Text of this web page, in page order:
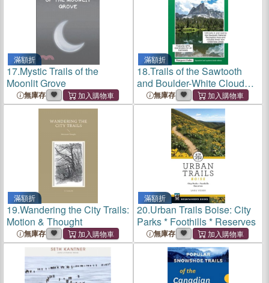
滿額折
17.Mystic Trails of the
Moonlit Grove
無庫存
滿額折
18.Trails of the Sawtooth
and Boulder-White Cloud
Mountains
無庫存
滿額折
19.Wandering the City Trails:
Motion & Thought
無庫存
滿額折
20.Urban Trails Boise: City
Parks * Foothills * Reserves
無庫存